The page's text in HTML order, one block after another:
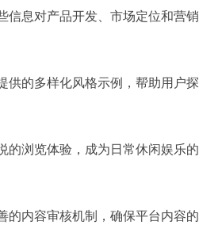
信息对产品开发、市场定位和营销
供的多样化风格示例，帮助用户探
的浏览体验，成为日常休闲娱乐的
的内容审核机制，确保平台内容的